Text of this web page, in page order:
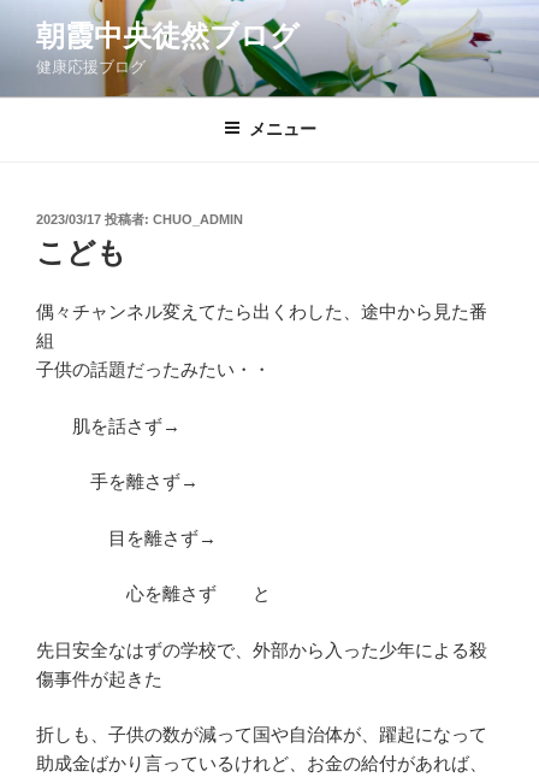
ン
朝霞中央徒然ブログ
健康応援ブログ
メニュー
投
稿
日:
2023/03/17 投稿者: CHUO_ADMIN
こども
偶々チャンネル変えてたら出くわした、途中から見た番
組
子供の話題だったみたい・・
肌を話さず→
手を離さず→
目を離さず→
心を離さず と
先日安全なはずの学校で、外部から入った少年による殺
傷事件が起きた
折しも、子供の数が減って国や自治体が、躍起になって
助成金ばかり言っているけれど、お金の給付があれば、